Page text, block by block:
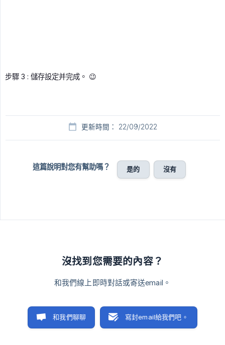
步驟 3 : 儲存設定并完成。 😉
更新時間： 22/09/2022
這篇說明對您有幫助嗎？ 是的 沒有
沒找到您需要的內容？
和我們線上即時對話或寄送email。
和我們聊聊 寫封email給我們吧。